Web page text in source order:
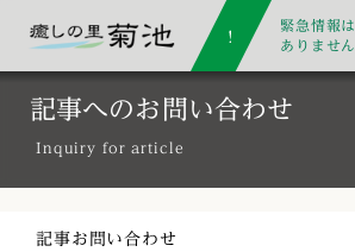
緊急情報は
ありません
記事へのお問い合わせ
Inquiry for article
記事お問い合わせ